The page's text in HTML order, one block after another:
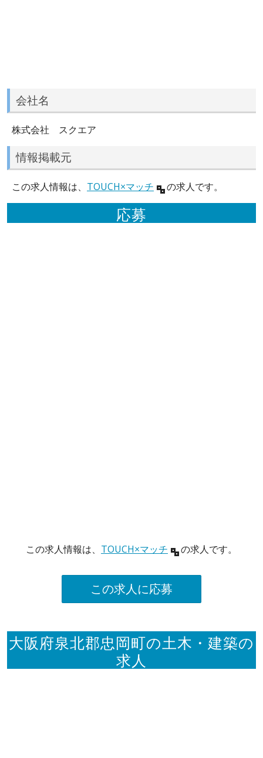
会社名
株式会社 スクエア
情報掲載元
この求人情報は、 TOUCH×マッチ の求人です。
応募
この求人情報は、 TOUCH×マッチ の求人です。
この求人に応募
大阪府泉北郡忠岡町の土木・建築の
求人